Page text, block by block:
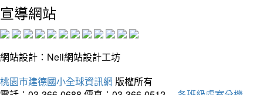
宣導網站
網站設計：Neil網站設計工坊
桃園市建德國小全球資訊網 版權所有